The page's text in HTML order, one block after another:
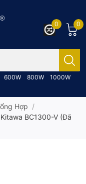
600W 800W 1000W
0
0
Hợp /
BC1300-V (Đã